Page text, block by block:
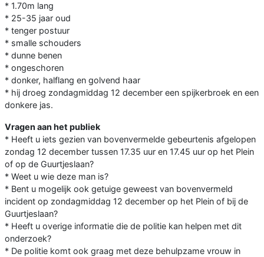
* 1.70m lang
* 25-35 jaar oud
* tenger postuur
* smalle schouders
* dunne benen
* ongeschoren
* donker, halflang en golvend haar
* hij droeg zondagmiddag 12 december een spijkerbroek en een
donkere jas.
Vragen aan het publiek
* Heeft u iets gezien van bovenvermelde gebeurtenis afgelopen
zondag 12 december tussen 17.35 uur en 17.45 uur op het Plein
of op de Guurtjeslaan?
* Weet u wie deze man is?
* Bent u mogelijk ook getuige geweest van bovenvermeld
incident op zondagmiddag 12 december op het Plein of bij de
Guurtjeslaan?
* Heeft u overige informatie die de politie kan helpen met dit
onderzoek?
* De politie komt ook graag met deze behulpzame vrouw in